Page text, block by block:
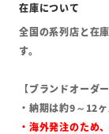
全国の系列店と在
す。
【ブランドオーダ
・納期は約9～12
・海外発注のため